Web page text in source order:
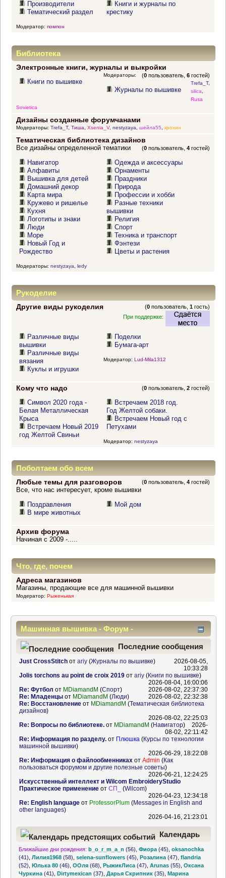
Производители
Тематический раздел
Книги и журналы по
крестику
Модератор: помпон
Библиотека
Электронные книги, журналы и выкройки
(0 пользователь,6 гостей)
Книги по вышивке
Журналы по вышивке
Модераторы:
Trefa_T,
silica,
Rusa
Sovietica
Дизайны созданные форумчанами
Модераторы: Trefa_T, Тиша, Xsenia_V, nestyzaya, шейла55, крохин
Тематическая библиотека дизайнов
(0 пользователь,4 гостей)
Все дизайны определенной тематики
Навигатор
Алфавиты
Вышивка для детей
Домашний декор
Карта мира
Кружево и ришелье
Кухня
Логотипы и знаки
Люди
Море
Новый Год и
Рождество
Одежда и аксессуары
Орнаменты
Праздники
Природа
Профессии и хобби
Разные техники
вышивки
Религия
Спорт
Техника и транспорт
Фэнтези
Цветы и растения
Модераторы: nestyzaya ledy
Рукоделие
Другие виды рукоделия (0 пользователь,1 гость)
При поддержке:
Различные виды
вышивки
Различные виды
вязания
Куклы и игрушки
Поделки
Бумага-арт
Модератор: Lud-Mila1312
Кому что надо (0 пользователь,2 гостей)
Символ 2020 года -
Белая Металлическая
Крыса
Встречаем Новый 2019
год Желтой Свиньи
Встречаем 2018 год.
Год Желтой собаки.
Встречаем Новый год с
Петухами
Модератор: nestyzaya
Поболтаем обо всем
Любые темы для разговоров (0 пользователь,4 гостей)
Все, что нас интересует, кроме вышивки
Поздравления
В мире животных
Мой дом
Архив форума
Начиная с 2009 -.....
Что, где, почем
Адреса магазинов
Магазины, продающие все для машинной вышивки
Модератор: Рыженькая
Машинная вышивка - Форум -
Информационный центр
Последние сообщения
Just CrossStitchот ariy(Журналы по вышивке)
2026-08-05,
10:33:28
Jolis torchons au point de croix 2019от ariy(Книги по вышивке)
2026-08-04, 16:00:06
Re: Футбол от MDiamandM (Спорт)
2026-08-02, 22:37:30
Re: Младенцыот MDiamandM (Люди)
2026-08-02, 22:32:38
Re: Восстановлениеот MDiamandM (Тематическая библиотека
дизайнов)
2026-08-02, 22:25:03
Re: Вопросы по библиотеке.от MDiamandM (Навигатор)
2026-
08-02, 22:11:42
Re: Информация по разделу.от Плюшка (Курсы по технологии
машинной вышивки)
2026-06-29, 18:22:08
Re: Информация о файлообменникахот Admin (Как
пользоваться форумом и другие полезные советы)
2026-06-21, 12:24:25
Искусственный интеллект и Wilcom EmbroideryStudio
Практическое применениеот СП_ (Wilcom)
2026-04-23, 12:34:18
Re: English languageот ProfessorPlum(Messages in English and
other languages)
2026-04-16, 21:23:01
Календарь
предстоящих событий
Ближайшие дни рождения: b_o_r_m_a_n (56) ,Фиора (45) ,oksanochka
(41) ,Лилия1968 (58) ,selena-sunflowers (45) ,Розалина (47) ,flandria
(52) ,Юлька 80 (46) ,ООля (68) ,РыжикЛиса (47) ,Arunas (55) ,Оксана
Чуркина (41) ,Dirtymexican (37) ,Дарья Скрипник (35) ,Марина